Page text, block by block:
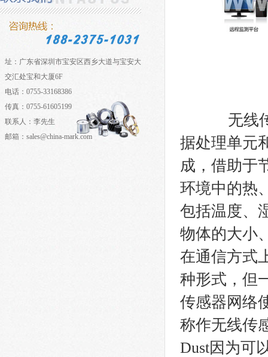
址：广东省深圳市宝安区西乡大道与宝安大道
交汇处宝和大厦6F
电话：0755-33168386
传真：0755-61605199
联系人：李先生
邮箱：sales@china-mark.com
无线传
据处理单元
成，借助于
环境中的热
包括温度、
物体的大小
在通信方式
种形式，但
传感器网络
称作无线传
Dust因为可